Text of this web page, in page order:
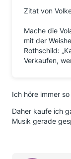
Zitat von
Mache die
mit der
Rothschild:
Verkaufen,
Ich höre immer
Daher kaufe ich
Musik gerade